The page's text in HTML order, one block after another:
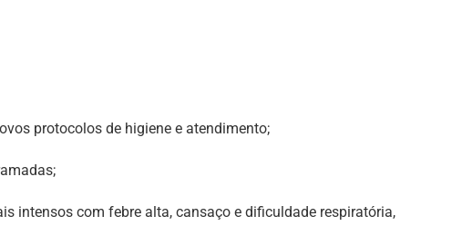
protocolos de higiene e atendimento;
intensos com febre alta, cansaço e dificuldade respiratória,